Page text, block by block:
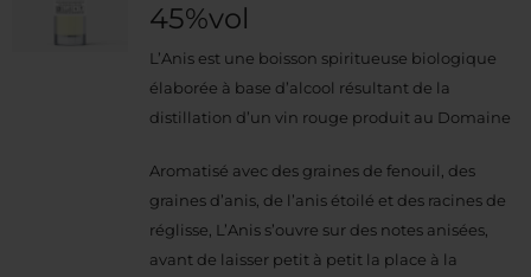
45%vol
L’Anis est une boisson spiritueuse biologique
élaborée à base d’alcool résultant de la
distillation d’un vin rouge produit au Domaine
Aromatisé avec des graines de fenouil, des
graines d’anis, de l’anis étoilé et des racines de
réglisse, L’Anis s’ouvre sur des notes anisées,
avant de laisser petit à petit la place à la